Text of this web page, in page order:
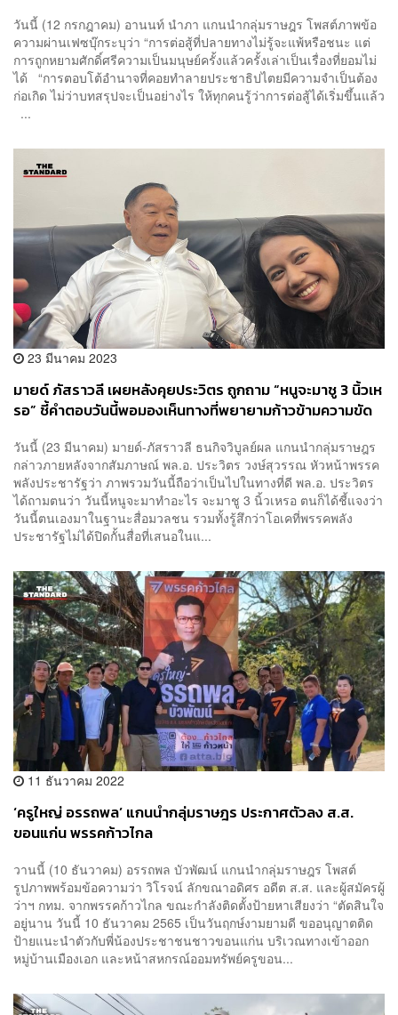
วันนี้ (12 กรกฎาคม) อานนท์ นำภา แกนนำกลุ่มราษฎร โพสต์ภาพข้อ
ความผ่านเฟซบุ๊กระบุว่า “การต่อสู้ที่ปลายทางไม่รู้จะแพ้หรือชนะ แต่
การถูกหยามศักดิ์ศรีความเป็นมนุษย์ครั้งแล้วครั้งเล่าเป็นเรื่องที่ยอมไม่
ได้ “การตอบโต้อำนาจที่คอยทำลายประชาธิปไตยมีความจำเป็นต้อง
ก่อเกิด ไม่ว่าบทสรุปจะเป็นอย่างไร ให้ทุกคนรู้ว่าการต่อสู้ได้เริ่มขึ้นแล้ว
...
23 มีนาคม 2023
มายด์ ภัสราวลี เผยหลังคุยประวิตร ถูกถาม “หนูจะมาชู 3 นิ้วเห
รอ” ชี้คำตอบวันนี้พอมองเห็นทางที่พยายามก้าวข้ามความขัด
วันนี้ (23 มีนาคม) มายด์-ภัสราวลี ธนกิจวิบูลย์ผล แกนนำกลุ่มราษฎร
กล่าวภายหลังจากสัมภาษณ์ พล.อ. ประวิตร วงษ์สุวรรณ หัวหน้าพรรค
พลังประชารัฐว่า ภาพรวมวันนี้ถือว่าเป็นไปในทางที่ดี พล.อ. ประวิตร
ได้ถามตนว่า วันนี้หนูจะมาทำอะไร จะมาชู 3 นิ้วเหรอ ตนก็ได้ชี้แจงว่า
วันนี้ตนเองมาในฐานะสื่อมวลชน รวมทั้งรู้สึกว่าโอเคที่พรรคพลัง
ประชารัฐไม่ได้ปิดกั้นสื่อที่เสนอในแ...
11 ธันวาคม 2022
‘ครูใหญ่ อรรถพล’ แกนนำกลุ่มราษฎร ประกาศตัวลง ส.ส.
ขอนแก่น พรรคก้าวไกล
วานนี้ (10 ธันวาคม) อรรถพล บัวพัฒน์ แกนนำกลุ่มราษฎร โพสต์
รูปภาพพร้อมข้อความว่า วิโรจน์ ลักขณาอดิศร อดีต ส.ส. และผู้สมัครผู้
ว่าฯ กทม. จากพรรคก้าวไกล ขณะกำลังติดตั้งป้ายหาเสียงว่า “ตัดสินใจ
อยู่นาน วันนี้ 10 ธันวาคม 2565 เป็นวันฤกษ์งามยามดี ขออนุญาตติด
ป้ายแนะนำตัวกับพี่น้องประชาชนชาวขอนแก่น บริเวณทางเข้าออก
หมู่บ้านเมืองเอก และหน้าสหกรณ์ออมทรัพย์ครูขอน...